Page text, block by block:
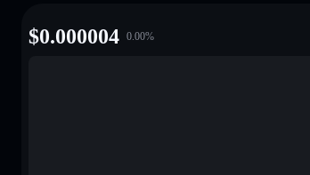
$0.000004 0.00%